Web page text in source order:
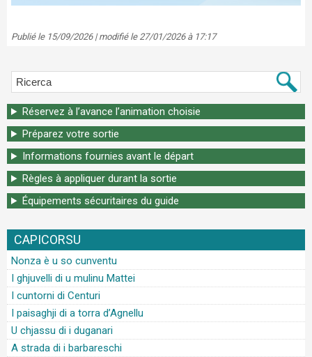
Publié le 15/09/2026 | modifié le 27/01/2026 à 17:17
Réservez à l’avance l’animation choisie
Préparez votre sortie
Informations fournies avant le départ
Règles à appliquer durant la sortie
Équipements sécuritaires du guide
CAPICORSU
Nonza è u so cunventu
I ghjuvelli di u mulinu Mattei
I cuntorni di Centuri
I paisaghji di a torra d’Agnellu
U chjassu di i duganari
A strada di i barbareschi